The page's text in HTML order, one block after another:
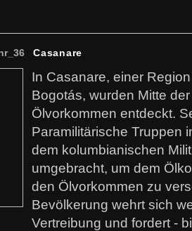
Casanare
In Casanare, einer
Bogotás, wurden Mitte
Ölvorkommen entdeckt.
Paramilitärische Truppen
dem kolumbianischen
umgebracht, um dem
den Ölvorkommen zu
Bevölkerung wehrt sich
Vertreibung und fordert -